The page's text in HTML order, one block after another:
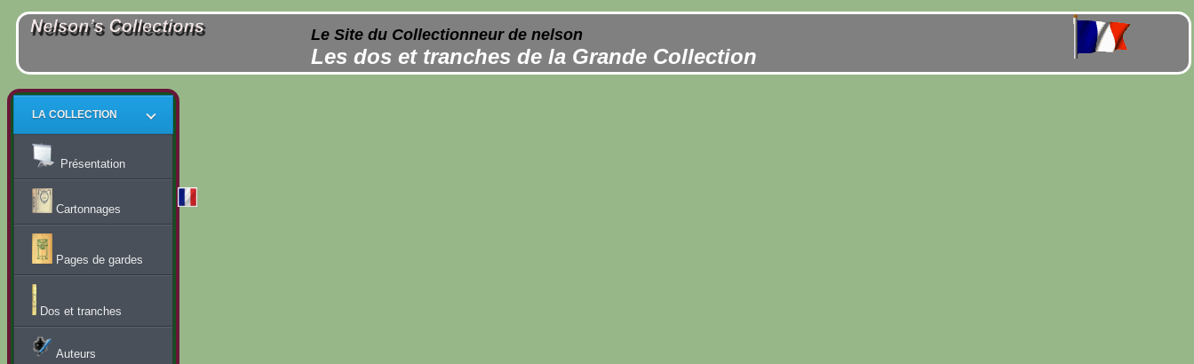
Le Site du Collectionneur de nelson
Les dos et tranches de la Grande Collection
LA COLLECTION
Présentation
Cartonnages
Pages de gardes
Dos et tranches
Auteurs